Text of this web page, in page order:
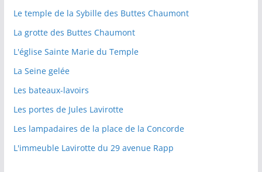
Le temple de la Sybille des Buttes Chaumont
La grotte des Buttes Chaumont
L'église Sainte Marie du Temple
La Seine gelée
Les bateaux-lavoirs
Les portes de Jules Lavirotte
Les lampadaires de la place de la Concorde
L'immeuble Lavirotte du 29 avenue Rapp